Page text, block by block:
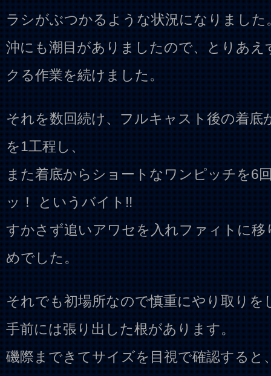
ラシがぶつかるような状況になりました
沖にも潮目がありましたので、とりあ
クる作業を続けました。
それを数回続け、フルキャスト後の着底
を1工程し、
また着底からショートなワンピッチを6
ッ！ というバイト!!
すかさず追いアワセを入れファィトに
めでした。
それでも初場所なので慎重にやり取りを
手前には張り出した根があります。
磯際まできてサイズを目視で確認すると